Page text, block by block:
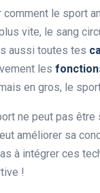
le sport
vite, le sang
aussi toutes tes
les
en gros, le
ne peut pas
améliorer sa
à intégrer ces
!